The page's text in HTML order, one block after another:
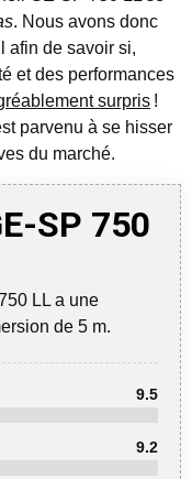
. Nous avons donc
afin de savoir si,
et des performances
surpris !
parvenu à se hisser
du marché.
SP 750
LL a une
de 5 m.
9.5
9.2